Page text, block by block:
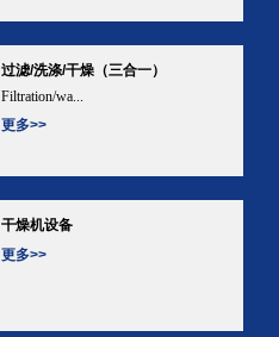
过滤/洗涤/干燥（三合一）
Filtration/wa...
更多>>
干燥机设备
更多>>